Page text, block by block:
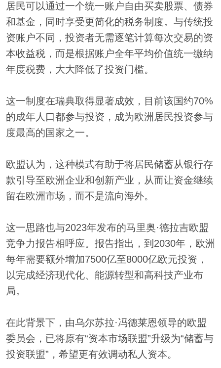
居民可以通过一个统一账户自由买卖股票、债券
和基金，同时享受更简化的税务制度。与传统投
资账户不同，投资者无需逐笔计算每次交易的资
本收益税，而是根据账户全年平均价值统一缴纳
年度税费，大大降低了投资门槛。
这一制度在瑞典取得显著成效，目前该国约70%
的成年人口都参与投资，成为欧洲居民投资参与
度最高的国家之一。
欧盟认为，这种模式有助于将居民储蓄从银行存
款引导至欧洲企业和创新产业，从而让资金继续
留在欧洲市场，而不是流向海外。
这一思路也与2023年发布的马里奥·德拉吉欧盟
竞争力报告相呼应。报告指出，到2030年，欧洲
每年需要额外增加7500亿至8000亿欧元投资，
以完成经济现代化、能源转型和高科技产业布
局。
在此背景下，由乌尔苏拉·冯德莱恩领导的欧盟
委员会，已将原有“资本市场联盟”升级为“储蓄与
投资联盟”，希望更有效调动私人资本。